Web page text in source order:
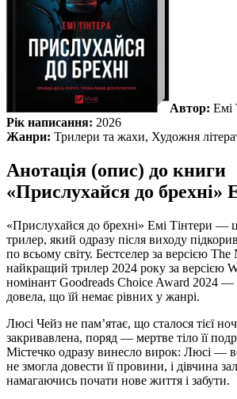
Автор: Емі
Рік написання: 2026
Жанри: Трилери та жахи, Художня
Анотація (опис) до книги
«Прислухайся до брехні»
«Прислухайся до брехні» Емі Тінтери —
трилер, який одразу після виходу
по всьому світу. Бестселер за версією
найкращий трилер 2024 року за версією
номінант Goodreads Choice Award 2024
довела, що їй немає рівних у жанрі.
Люсі Чейз не пам’ятає, що сталося тієї
закривавлена, поряд — мертве тіло її
Містечко одразу винесло вирок: Люсі —
не змогла довести її провини, і дівчина
намагаючись почати нове життя і забути.